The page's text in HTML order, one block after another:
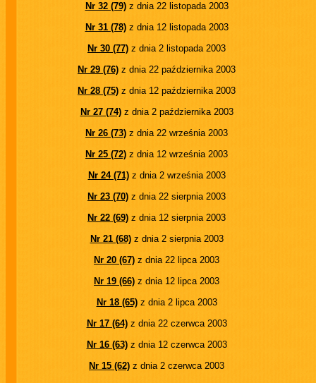
Nr 32 (79)z dnia 22 listopada 2003
Nr 31 (78)z dnia 12 listopada 2003
Nr 30 (77) z dnia 2 listopada 2003
Nr 29 (76) z dnia 22 października 2003
Nr 28 (75) z dnia 12 października 2003
Nr 27 (74)z dnia 2 października 2003
Nr 26 (73) z dnia 22 września 2003
Nr 25 (72) z dnia 12 września 2003
Nr 24 (71)z dnia 2 września 2003
Nr 23 (70) z dnia 22 sierpnia 2003
Nr 22 (69) z dnia 12 sierpnia 2003
Nr 21 (68)z dnia 2 sierpnia 2003
Nr 20 (67) z dnia 22 lipca 2003
Nr 19 (66) z dnia 12 lipca 2003
Nr 18 (65)z dnia 2 lipca 2003
Nr 17 (64)z dnia 22 czerwca 2003
Nr 16 (63)z dnia 12 czerwca 2003
Nr 15 (62) z dnia 2 czerwca 2003